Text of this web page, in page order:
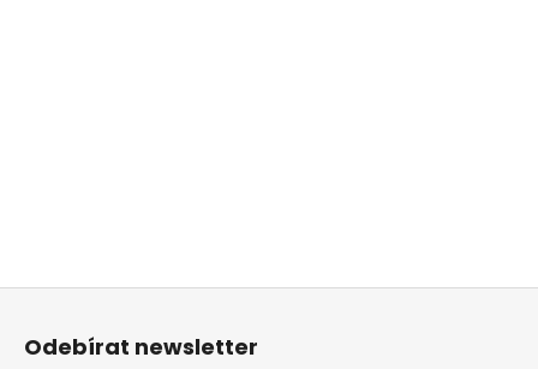
Z
Odebírat newsletter